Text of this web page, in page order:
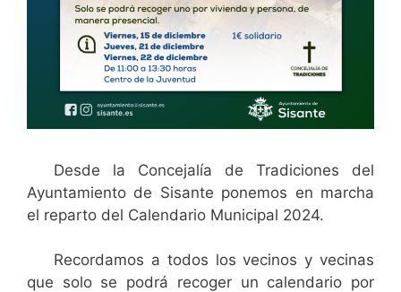
Desde la Concejalía de Tradiciones del
Ayuntamiento de Sisante ponemos en marcha
el reparto del Calendario Municipal 2024.
Recordamos a todos los vecinos y vecinas
que solo se podrá recoger un calendario por